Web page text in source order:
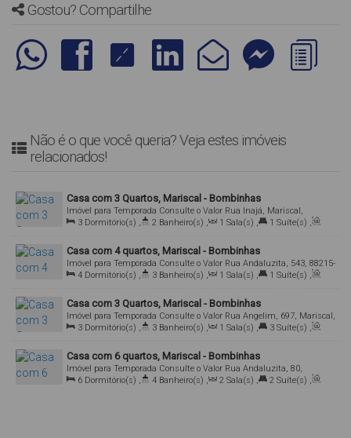
Gostou? Compartilhe
Não é o que você queria? Veja estes imóveis
relacionados!
Casa com 3 Quartos, Mariscal - Bombinhas
Consulte o Valor
Imóvel para Temporada
Rua Inajá, Mariscal,
Bombinhas, Santa Catarina, Brasil
3 Dormitório(s) , 2 Banheiro(s) , 1 Sala(s) , 1 Suíte(s) ,
Casa com 4 quartos, Mariscal - Bombinhas
Consulte o Valor
Imóvel para Temporada
Rua Andaluzita, 543, 88215-
000, Mariscal, Bombinhas, Santa Catarina, Brasil
4 Dormitório(s) , 3 Banheiro(s) , 1 Sala(s) , 1 Suíte(s) ,
Casa com 3 Quartos, Mariscal - Bombinhas
Consulte o Valor
Imóvel para Temporada
Rua Angelim, 697, Mariscal,
Bombinhas, Santa Catarina, Brasil
3 Dormitório(s) , 3 Banheiro(s) , 1 Sala(s) , 3 Suíte(s) ,
Casa com 6 quartos, Mariscal - Bombinhas
Consulte o Valor
Imóvel para Temporada
Rua Andaluzita, 80,
Mariscal, Bombinhas, Santa Catarina, Brasil
6 Dormitório(s) , 4 Banheiro(s) , 2 Sala(s) , 2 Suíte(s) ,